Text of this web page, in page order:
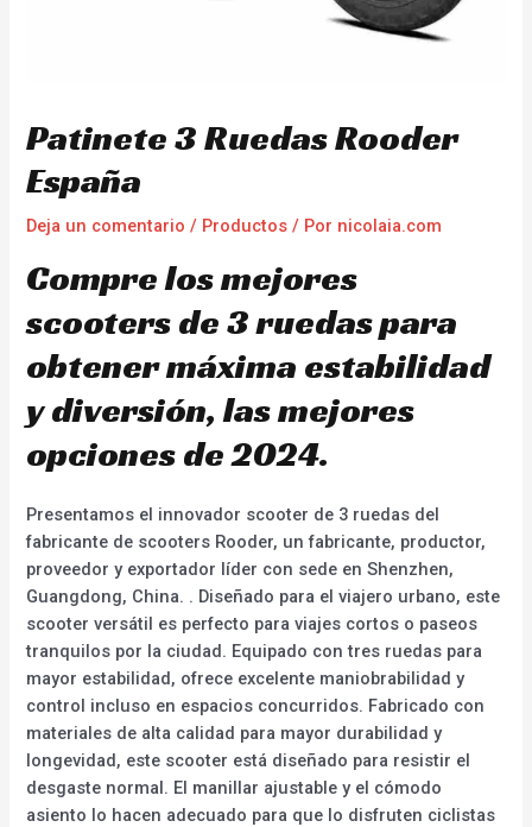
Patinete 3 Ruedas Rooder
España
Deja un comentario / Productos / Por nicolaia.com
Compre los mejores
scooters de 3 ruedas para
obtener máxima estabilidad
y diversión, las mejores
opciones de 2024.
Presentamos el innovador scooter de 3 ruedas del
fabricante de scooters Rooder, un fabricante, productor,
proveedor y exportador líder con sede en Shenzhen,
Guangdong, China. . Diseñado para el viajero urbano, este
scooter versátil es perfecto para viajes cortos o paseos
tranquilos por la ciudad. Equipado con tres ruedas para
mayor estabilidad, ofrece excelente maniobrabilidad y
control incluso en espacios concurridos. Fabricado con
materiales de alta calidad para mayor durabilidad y
longevidad, este scooter está diseñado para resistir el
desgaste normal. El manillar ajustable y el cómodo
asiento lo hacen adecuado para que lo disfruten ciclistas